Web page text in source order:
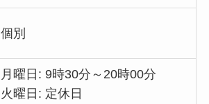
個別
月曜日: 9時30分～20時00分
火曜日: 定休日